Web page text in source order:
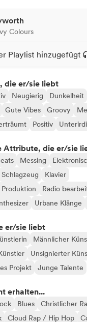
Colours
Playlist hinzugefügt
die er/sie liebt
Neugierig Dunkelheit
Gute Vibes Groovy
Positiv
Attribute, die er/sie
Messing
Schlagzeug
Klavier
Radio
Urbane Klänge
er/sie liebt
Männlicher
Unsignierter
Projekt
Junge Talente
erhalten...
Blues
Christlicher
Cloud Rap / Hip Hop